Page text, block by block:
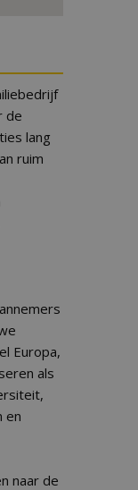
de
lang
ruim
Europa,
als
en
naar de